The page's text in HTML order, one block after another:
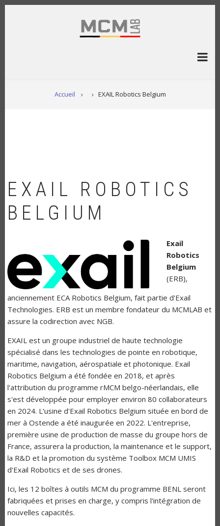
Aller
Accueil EXAIL Robotics Belgium
EXAIL ROBOTICS
BELGIUM
Exail
Robotics
Belgium
(ERB),
anciennement ECA Robotics Belgium, fait partie d'Exail
Technologies. ERB est un membre fondateur du MCMLAB et
assure la codirection avec NGB.
EXAIL est un groupe industriel de haute technologie
spécialisé dans les technologies de pointe en robotique,
maritime, navigation, aérospatiale et photonique. Exail
Robotics Belgium a été fondée en 2018, et après
l'attribution du programme rMCM belgo-néerlandais, elle
s'est développée pour employer environ 80 collaborateurs
en 2024. L'usine d'Exail Robotics Belgium située en bord de
mer à Ostende a été inaugurée en 2022. L'entreprise,
première usine de production de masse du groupe hors de
France, assurera la production, la maintenance et le support,
la R&D et la promotion du système Toolbox MCM UMIS
d'Exail Robotics et de ses drones.
Ici, les 12 boîtes à outils MCM du programme BENL seront
fabriquées et prises en charge, y compris l'intégration de
nouvelles capacités.